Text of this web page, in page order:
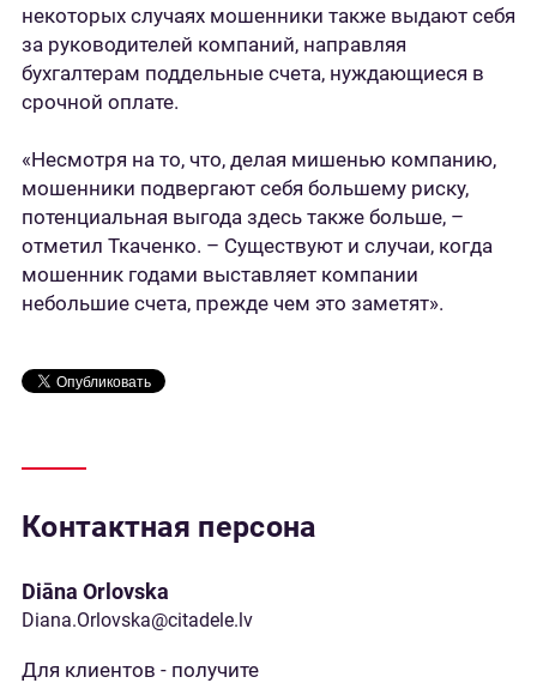
некоторых случаях мошенники также выдают себя
за руководителей компаний, направляя
бухгалтерам поддельные счета, нуждающиеся в
срочной оплате.
«Несмотря на то, что, делая мишенью компанию,
мошенники подвергают себя большему риску,
потенциальная выгода здесь также больше, –
отметил Ткаченко. – Существуют и случаи, когда
мошенник годами выставляет компании
небольшие счета, прежде чем это заметят».
Контактная персона
Diāna Orlovska
Diana.Orlovska@citadele.lv
Для клиентов - получите